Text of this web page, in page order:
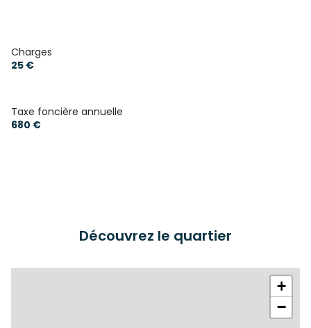
Charges
25 €
Taxe foncière annuelle
680 €
Découvrez le quartier
+
−